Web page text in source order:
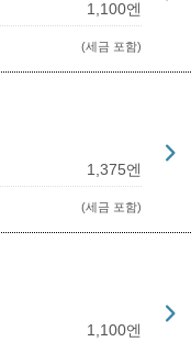
1,100엔
(세금 포함)
1,375엔
(세금 포함)
1,100엔